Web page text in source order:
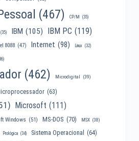
(467) CP/M (35)
(35) IBM (105) IBM PC (119)
8088 (47) Internet (98) Linux (32)
(462) Microdigital (39)
(63)
Microsoft (111)
Windows (51) MS-DOS (70) MSX (38)
Prológica (34) Sistema Operacional (64)